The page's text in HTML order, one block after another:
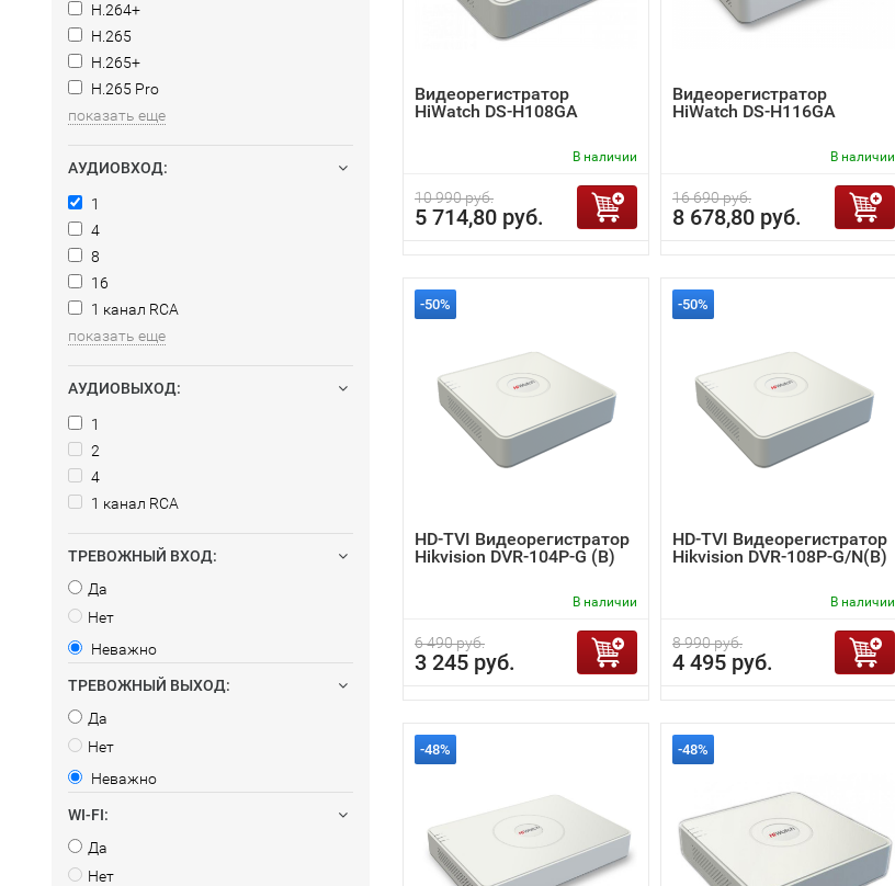
H.264+
H.265
H.265+
H.265 Pro
показать еще
АУДИОВХОД:
1
4
8
16
1 канал RCA
показать еще
АУДИОВЫХОД:
1
2
4
1 канал RCA
ТРЕВОЖНЫЙ ВХОД:
Да
Нет
Неважно
ТРЕВОЖНЫЙ ВЫХОД:
Да
Нет
Неважно
WI-FI:
Да
Нет
Видеорегистратор
HiWatch DS-H108GA
В наличии
10 990 руб.
5 714,80 руб.
Видеорегистратор
HiWatch DS-H116GA
В наличии
16 690 руб.
8 678,80 руб.
-50%
HD-TVI Видеорегистратор
Hikvision DVR-104P-G (B)
В наличии
6 490 руб.
3 245 руб.
-50%
HD-TVI Видеорегистратор
Hikvision DVR-108P-G/N(B)
В наличии
8 990 руб.
4 495 руб.
-48% -48%